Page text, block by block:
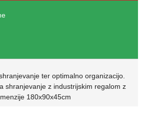
ter optimalno organizacijo.
shranjevanje z industrijskim regalom z
180x90x45cm